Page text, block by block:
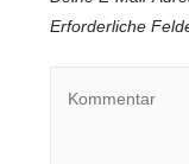
Erforderliche